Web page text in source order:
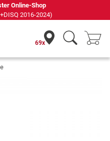
für Heimfitness
69x